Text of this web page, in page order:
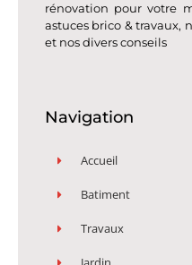
rénovation pour votre
astuces brico & travaux,
et nos divers conseils
Navigation
Accueil
Batiment
Travaux